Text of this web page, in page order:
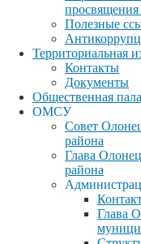
просвящения
Полезные
Территориальная
Контакты
Документы
Общественная
ОМСУ
Совет
района
Глава
района
Глава